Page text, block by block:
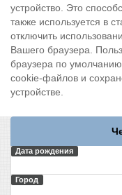
устройство. Это
также используется в
отключить
Вашего браузера.
браузера по
cookie-файлов и
устройстве.
Дата рождения
Город